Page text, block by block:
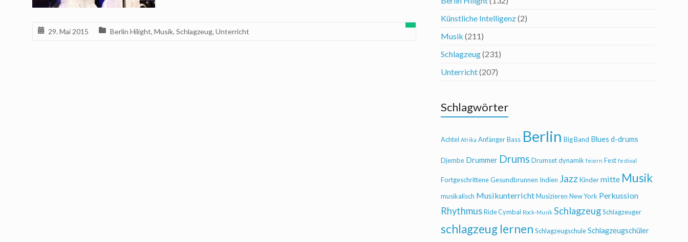
29. Mai 2015 Berlin Hilight, Musik, Schlagzeug, Unterricht
Künstliche Intelligenz(2)
Musik (211)
Schlagzeug(231)
Unterricht(207)
Schlagwörter
Achtel Afrika AnfängerBass Berlin Big Band Blues d-drums
Djembe Drummer Drums Drumsetdynamik feiern Fest festival
FortgeschritteneGesundbrunnen Indien Jazz Kindermitte Musik
musikalisch MusikunterrichtMusizieren New York Perkussion
RhythmusRide Cymbal Rock-Musik SchlagzeugSchlagzeuger
schlagzeug lernen SchlagzeugschuleSchlagzeugschüler